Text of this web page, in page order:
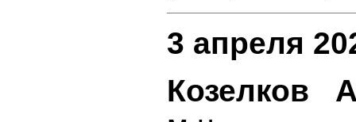
3 апреля
Козелков